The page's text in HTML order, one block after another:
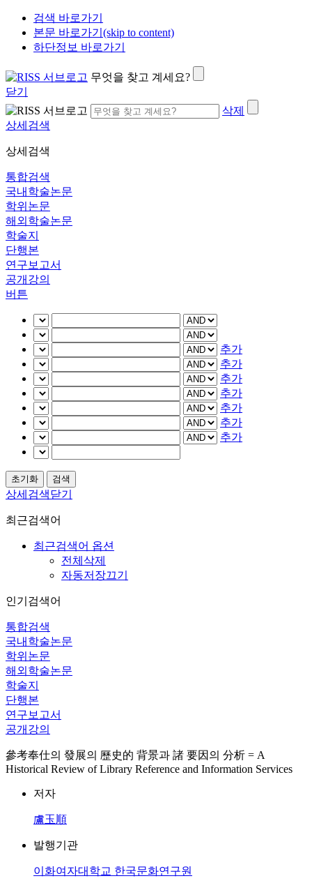
검색 바로가기
본문 바로가기(skip to content)
하단정보 바로가기
무엇을 찾고 계세요?
닫기
삭제
상세검색
상세검색
통합검색
국내학술논문
학위논문
해외학술논문
학술지
단행본
연구보고서
공개강의
버튼
추가
추가
추가
추가
추가
추가
추가
상세검색닫기
최근검색어
최근검색어 옵션
전체삭제
자동저장끄기
인기검색어
통합검색
국내학술논문
학위논문
해외학술논문
학술지
단행본
연구보고서
공개강의
參考奉仕의 發展의 歷史的 背景과 諸 要因의 分析 = A
Historical Review of Library Reference and Information Services
저자
盧玉順
발행기관
이화여자대학교 한국문화연구원